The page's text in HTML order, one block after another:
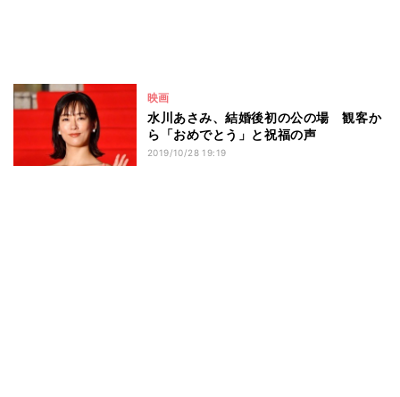
映画
水川あさみ、結婚後初の公の場 観客か
ら「おめでとう」と祝福の声
2019/10/28 19:19